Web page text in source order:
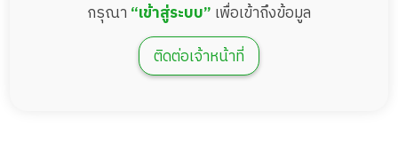
กรุณา “เข้าสู่ระบบ” เพื่อเข้าถึงข้อมูล
ติดต่อเจ้าหน้าที่